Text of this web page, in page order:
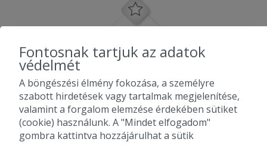
Fontosnak tartjuk az adatok
védelmét
A böngészési élmény fokozása, a személyre
szabott hirdetések vagy tartalmak megjelenítése,
valamint a forgalom elemzése érdekében sütiket
(cookie) használunk. A "Mindet elfogadom"
gombra kattintva hozzájárulhat a sütik